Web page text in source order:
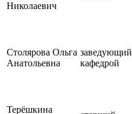
Николаевич
Столярова Ольга
Анатольевна
заведующий
кафедрой
Терёшкина